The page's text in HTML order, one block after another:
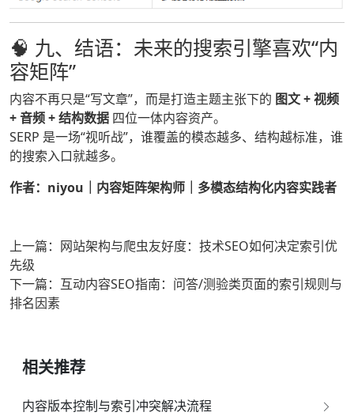
🧠 九、结语：未来的搜索引擎喜欢“内
容矩阵”
内容不再只是“写文章”，而是打造主题主张下的 图文 + 视频
+ 音频 + 结构数据 四位一体内容资产。
SERP 是一场“视听战”，谁覆盖的模态越多、结构越标准，谁
的搜索入口就越多。
作者：niyou｜内容矩阵架构师｜多模态结构化内容实践者
上一篇：网站架构与爬虫友好度：技术SEO如何决定索引优
先级
下一篇：互动内容SEO指南：问答/测验类页面的索引规则与
排名因素
相关推荐
内容版本控制与索引冲突解决流程